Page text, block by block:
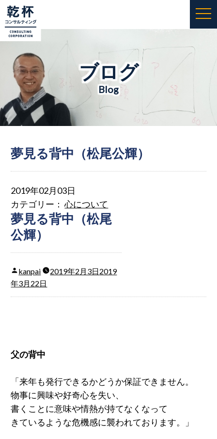
ブログ
Blog
夢見る背中（松尾公輝）
2019年02月03日
カテゴリー：心について
夢見る背中（松尾
公輝）
kanpai 2019年2月3日2019
年3月22日
父の背中
「来年も発行できるかどうか保証できません。
物事に興味や好奇心を失い、
書くことに意味や情熱が持てなくなって
きているような危機感に襲われております。」